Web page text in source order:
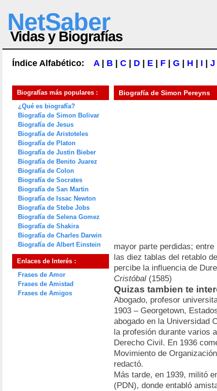
NetSaber
Vidas y Biografías
Índice Alfabético: A| B C D E F G H I J
Biografías más populares :
¿Qué es biografía?
Biografía de Simon Bolivar
Biografía de Jesus
Biografía de Aristoteles
Biografía de Platon
Biografía de Justin Bieber
Biografía de Benito Juarez
Biografía de Colon
Biografía de Socrates
Biografía de San Martin
Biografía de Issac Newton
Biografía de Stebe Jobs
Biografía de Selena Gomez
Biografía de Shakira
Biografía de Charles Darwin
Biografía de Albert Einstein
Enlaces de Interés :
Frases de Amor
Frases de Amistad
Frases de Amigos
Biografía de Simon Pereyns
mayor parte perdidas;
las diez tablas del retablo
percibe la influencia de
Cristóbal (1585)
Quizas tambien te
Abogado, profesor
1903 – Georgetown,
abogado en la Universidad
la profesión durante varios
Derecho Civil. En 1936
Movimiento de
redactó.
Más tarde, en 1939, militó
(PDN), donde entabló